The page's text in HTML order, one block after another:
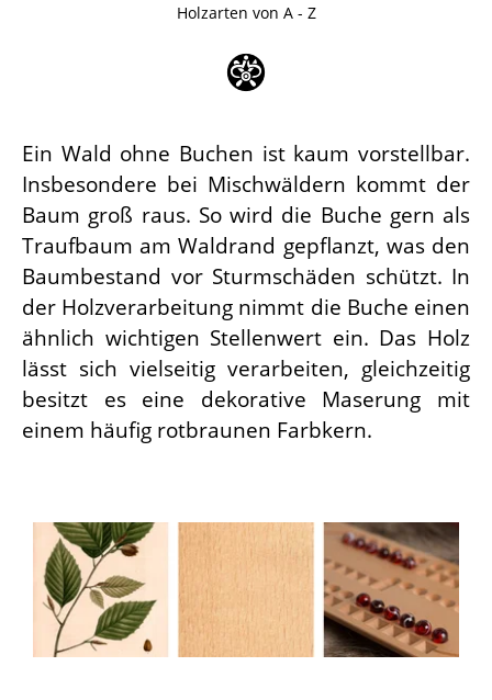
Holzarten von A - Z
Ein Wald ohne Buchen ist kaum vorstellbar.
Insbesondere bei Mischwäldern kommt der
Baum groß raus. So wird die Buche gern als
Traufbaum am Waldrand gepflanzt, was den
Baumbestand vor Sturmschäden schützt. In
der Holzverarbeitung nimmt die Buche einen
ähnlich wichtigen Stellenwert ein. Das Holz
lässt sich vielseitig verarbeiten, gleichzeitig
besitzt es eine dekorative Maserung mit
einem häufig rotbraunen Farbkern.